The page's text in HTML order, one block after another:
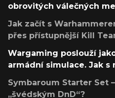
obrovitých válečných
Jak začít s
přes přístupnější Kill
Wargaming poslouží
armádní simulace. Jak s
Symbaroum Starter Set
„švédským DnD“?